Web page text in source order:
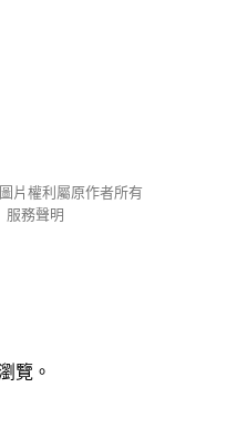
片權利屬原作者所有
服務聲明
覽。